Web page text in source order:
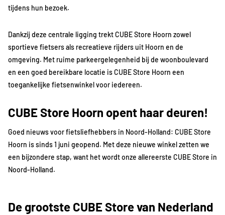
tijdens hun bezoek.
Dankzij deze centrale ligging trekt CUBE Store Hoorn zowel
sportieve fietsers als recreatieve rijders uit Hoorn en de
omgeving. Met ruime parkeergelegenheid bij de woonboulevard
en een goed bereikbare locatie is CUBE Store Hoorn een
toegankelijke fietsenwinkel voor iedereen.
CUBE Store Hoorn opent haar deuren!
Goed nieuws voor fietsliefhebbers in Noord-Holland: CUBE Store
Hoorn is sinds 1 juni geopend. Met deze nieuwe winkel zetten we
een bijzondere stap, want het wordt onze allereerste CUBE Store in
Noord-Holland.
De grootste CUBE Store van Nederland